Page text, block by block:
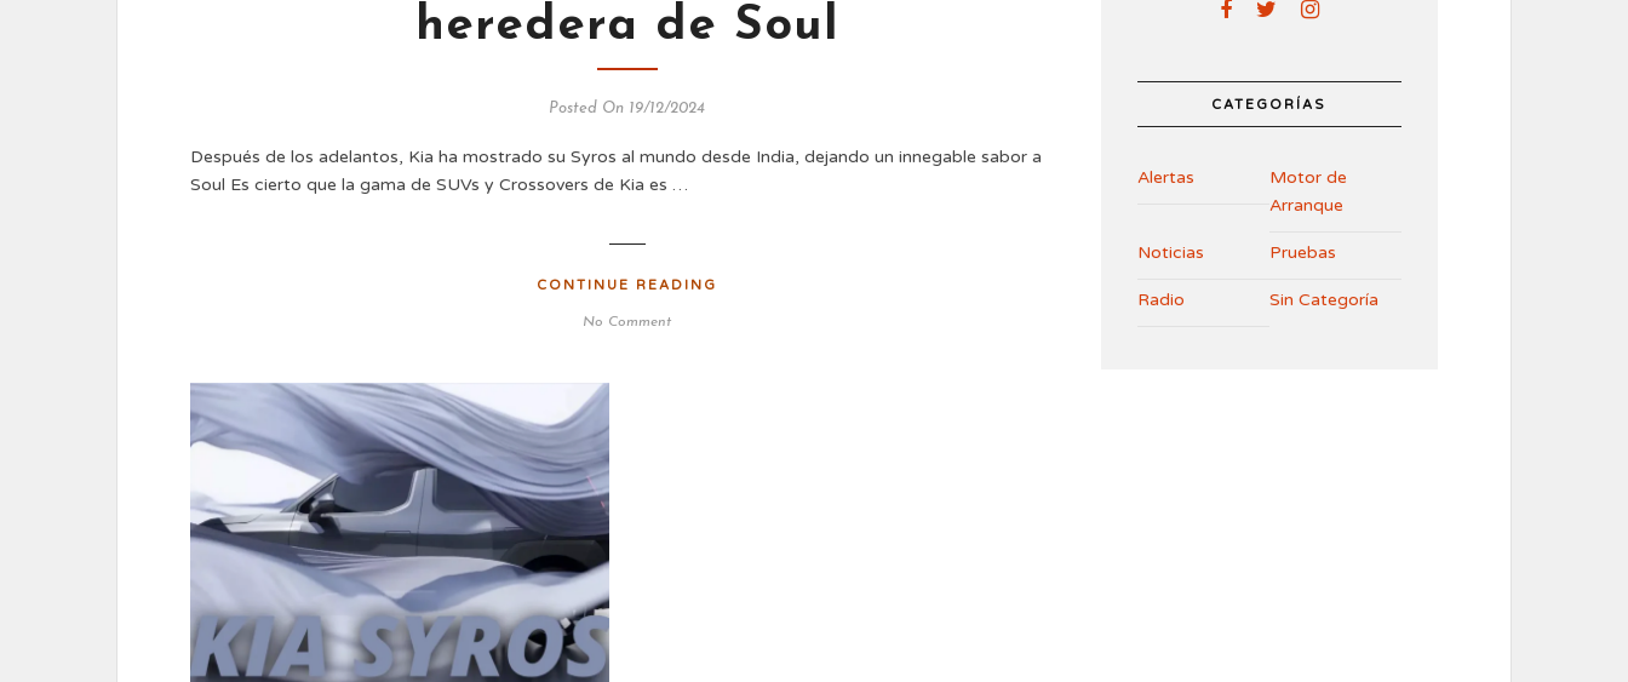
heredera de Soul
Posted On 19/12/2024
Después de los adelantos, Kia ha mostrado su Syros al mundo desde India, dejando un innegable sabor a
Soul Es cierto que la gama de SUVs y Crossovers de Kia es …
CONTINUE READING
No Comment
CATEGORÍAS
Alertas
Motor de
Arranque
Noticias Pruebas
Radio Sin Categoría